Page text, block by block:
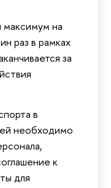
максимум на
раз в рамках
за
в
необходимо
к
для